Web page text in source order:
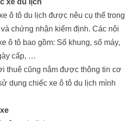
ô tô du lịch được nêu cụ thể trong
chứng nhận kiểm định. Các nội
ô tô bao gồm: Số khung, số máy,
cấp, …
thuê cũng nắm được thông tin cơ
dụng chiếc xe ô tô du lịch mình